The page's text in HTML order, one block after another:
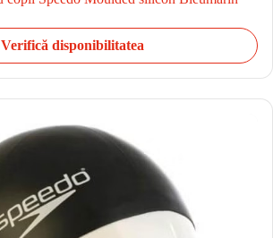
Verifică disponibilitatea